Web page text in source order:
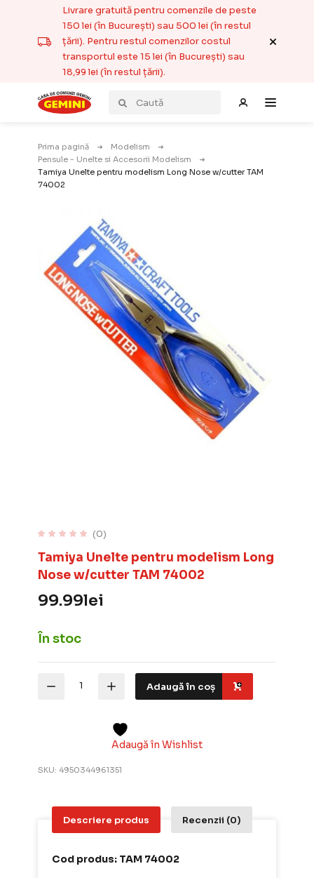
Livrare gratuită pentru comenzile de peste
150 lei (în București) sau 500 lei (în restul
țării). Pentru restul comenzilor costul
transportul este 15 lei (în București) sau
18,99 lei (în restul țării).
Prima pagină
Modelism
Pensule - Unelte si Accesorii Modelism
Tamiya Unelte pentru modelism Long Nose w/cutter TAM
74002
(0)
Tamiya Unelte pentru modelism Long
Nose w/cutter TAM 74002
99.99lei
În stoc
Tamiya
w/cutter
Adaugă în coș
Adaugă în Wishlist
SKU: 4950344961351
Descriere produs Recenzii (0)
Cod produs: TAM 74002